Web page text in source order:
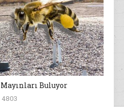
Buluyor
4803